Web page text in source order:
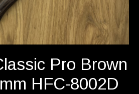
Pro Brown
HFC-8002D